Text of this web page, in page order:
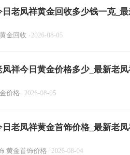
日老凤祥黄金回收多少钱一克_
黄金回收 · 2026-08-05
凤祥今日黄金价格多少_最新老
价格 · 2026-08-05
日老凤祥黄金首饰价格_最新老
黄金首饰价格 · 2026-08-04